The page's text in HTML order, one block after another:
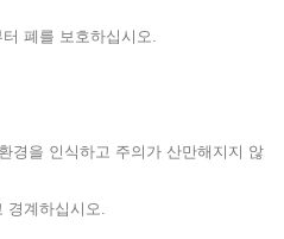
폐를 보호하십시오.
경을 인식하고 주의가 산만해지지 않
계하십시오.